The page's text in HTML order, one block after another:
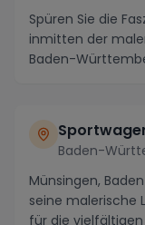
Spüren Sie die
inmitten der
Baden-
Baden-
Münsingen,
seine malerische
für die vielfältigen